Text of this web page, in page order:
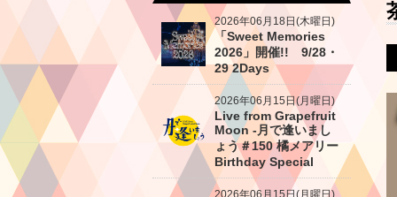
2026年06月18日(木曜日)
「Sweet Memories
2026」開催!! 9/28・
29 2Days
2026年06月15日(月曜日)
Live from Grapefruit
Moon -月で逢いまし
ょう＃150 橘メアリー
Birthday Special
2026年06月15日(月曜日)